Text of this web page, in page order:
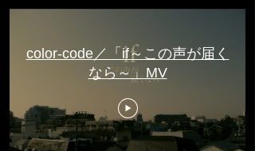
color-code／「if～この声が届く
なら～」MV